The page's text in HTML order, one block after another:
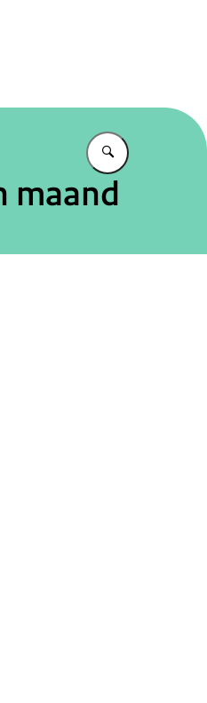
Vul in wat u
maand